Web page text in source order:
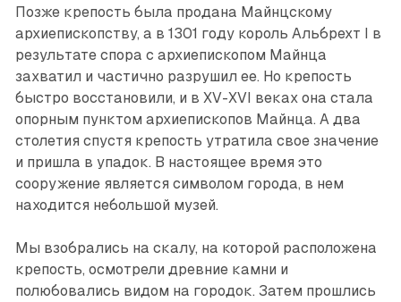
Позже крепость была продана Майнцскому
архиепископству, а в 1301 году король Альбрехт I в
результате спора с архиепископом Майнца
захватил и частично разрушил ее. Но крепость
быстро восстановили, и в XV-XVI веках она стала
опорным пунктом архиепископов Майнца. А два
столетия спустя крепость утратила свое значение
и пришла в упадок. В настоя­щее время это
сооружение является символом города, в нем
находится небольшой музей.
Мы взобрались на скалу, на которой расположена
крепость, осмотрели древние камни и
полюбовались видом на городок. Затем прошлись